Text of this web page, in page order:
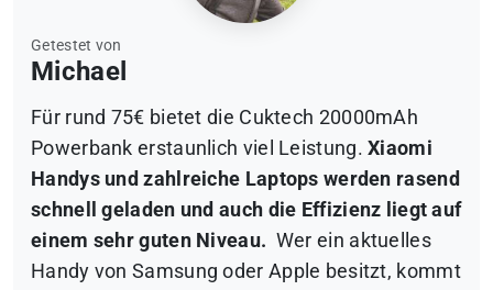
Getestet von
Michael
Für rund 75€ bietet die Cuktech 20000mAh
Powerbank erstaunlich viel Leistung.Xiaomi
Handys und zahlreiche Laptops werden rasend
schnell geladen und auch die Effizienz liegt auf
einem sehr guten Niveau. Wer ein aktuelles
Handy von Samsung oder Apple besitzt, kommt